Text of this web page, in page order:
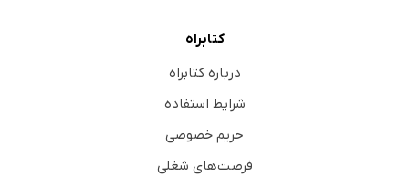
کتابراه
درباره کتابراه
شرایط استفاده
حریم خصوصی
فرصت‌های شغلی